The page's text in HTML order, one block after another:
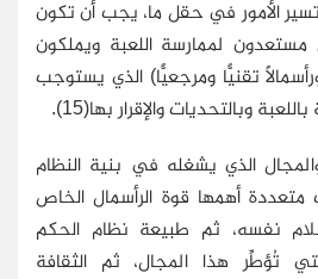
أن تسير الأمور في حقل ما، يجب أن تكون
لممارسة اللعبة ويملكون
تقنيًّا ومرجعيًّا) الذي يستوجب
وبالتحديات والإقرار بها(15).
الذي يشغله في بنية النظام
أهمها قوة الرأسمال الخاص
نفسه، ثم طبيعة نظام الحكم
تُؤطِّر هذا المجال، ثم الثقافة